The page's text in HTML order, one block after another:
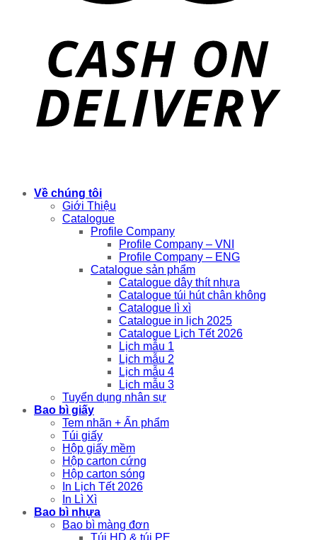
Về chúng tôi
Giới Thiệu
Catalogue
Profile Company
Profile Company – VNI
Profile Company – ENG
Catalogue sản phẩm
Catalogue dây thít nhựa
Catalogue túi hút chân không
Catalogue lì xì
Catalogue in lịch 2025
Catalogue Lịch Tết 2026
Lịch mẫu 1
Lịch mẫu 2
Lịch mẫu 4
Lịch mẫu 3
Tuyển dụng nhân sự
Bao bì giấy
Tem nhãn + Ấn phẩm
Túi giấy
Hộp giấy mềm
Hộp carton cứng
Hộp carton sóng
In Lịch Tết 2026
In Lì Xì
Bao bì nhựa
Bao bì màng đơn